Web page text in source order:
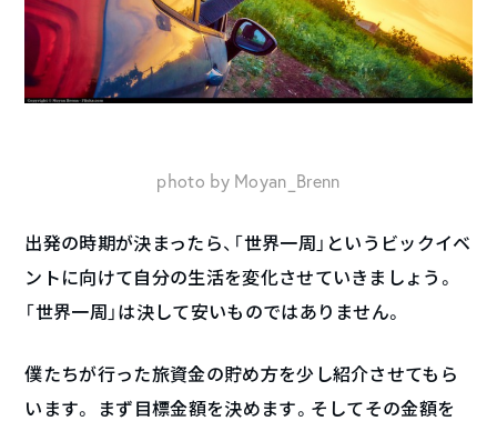
photo by Moyan_Brenn
出発の時期が決まったら、「世界一周」というビックイベ
ントに向けて自分の生活を変化させていきましょう。
「世界一周」は決して安いものではありません。
僕たちが行った旅資金の貯め方を少し紹介させてもら
います。 まず目標金額を決めます。そしてその金額を